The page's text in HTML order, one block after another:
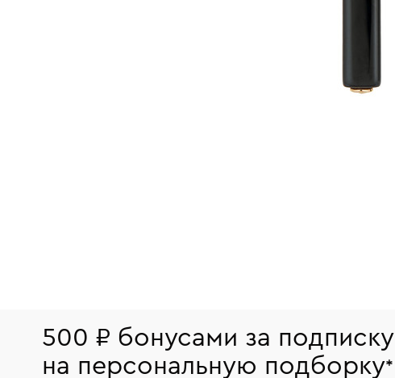
500 ₽ бонусами за подписку
на персональную подборку*